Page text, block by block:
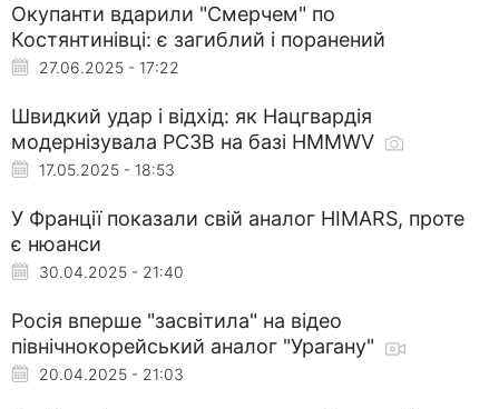
Окупанти вдарили "Смерчем" по
Костянтинівці: є загиблий і поранений
27.06.2025 - 17:22
Швидкий удар і відхід: як Нацгвардія
модернізувала РСЗВ на базі HMMWV
17.05.2025 - 18:53
У Франції показали свій аналог HIMARS, проте
є нюанси
30.04.2025 - 21:40
Росія вперше "засвітила" на відео
північнокорейський аналог "Урагану"
20.04.2025 - 21:03